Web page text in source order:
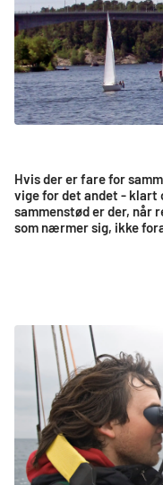
Hvis der er fare for
vige for det andet - klart
sammenstød er der, når
som nærmer sig, ikke